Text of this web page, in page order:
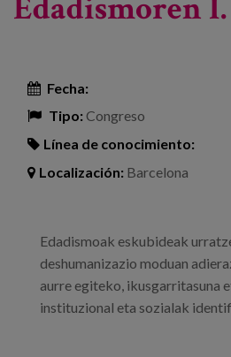
Edadismoren
Fecha:
Tipo:Congreso
Línea de conocimiento:
Localización: Barcelona
Edadismoak eskubideak
deshumanizazio moduan
aurre egiteko, ikusgarritasuna
instituzional eta sozialak